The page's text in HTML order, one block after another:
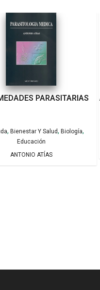
PARASITARIAS
, Bienestar Y Salud, Biología,
Educación
ANTONIO ATÍAS